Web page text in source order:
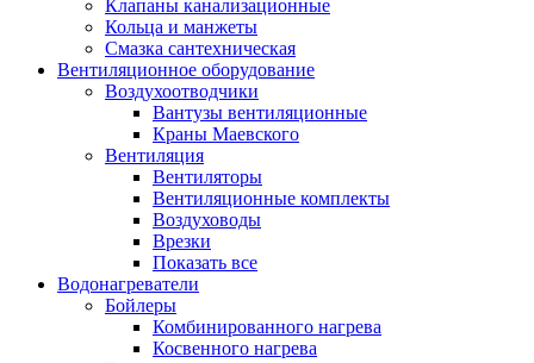
Клапаны канализационные
Кольца и манжеты
Смазка сантехническая
Вентиляционное оборудование
Воздухоотводчики
Вантузы вентиляционные
Краны Маевского
Вентиляция
Вентиляторы
Вентиляционные комплекты
Воздуховоды
Врезки
Показать все
Водонагреватели
Бойлеры
Комбинированного нагрева
Косвенного нагрева